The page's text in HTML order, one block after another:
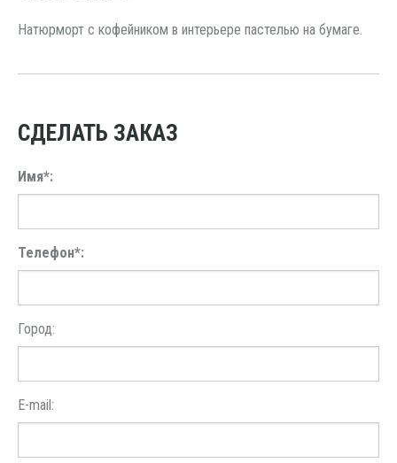
Натюрморт с кофейником в интерьере пастелью на бумаге.
СДЕЛАТЬ ЗАКАЗ
Имя*:
Телефон*:
Город:
E-mail: